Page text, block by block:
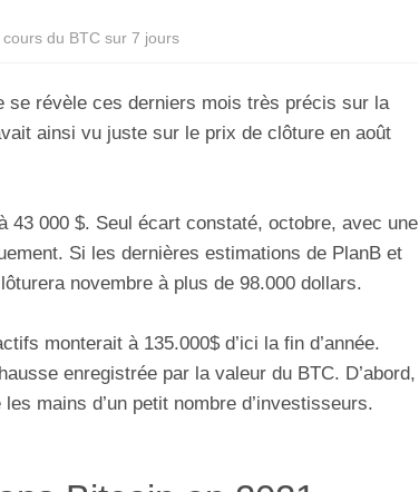
du BTC sur 7 jours
se révèle ces derniers mois très précis sur la
ainsi vu juste sur le prix de clôture en août
43 000 $. Seul écart constaté, octobre, avec une
Si les dernières estimations de PlanB et
novembre à plus de 98.000 dollars.
monterait à 135.000$ d’ici la fin d’année.
enregistrée par la valeur du BTC. D’abord,
les mains d’un petit nombre d’investisseurs.